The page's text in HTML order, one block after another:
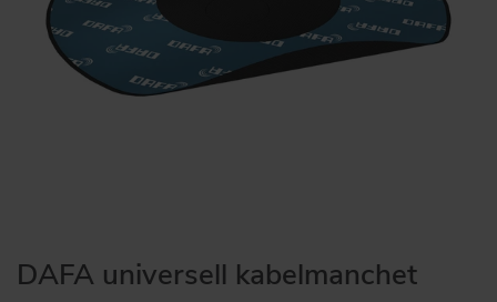
DAFA universell kabelmanchet